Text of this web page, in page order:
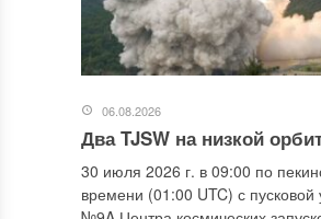
06.08.2026
Два TJSW на низкой
30 июля 2026 г. в 09:00 по
времени (01:00 UTC) с пусковой